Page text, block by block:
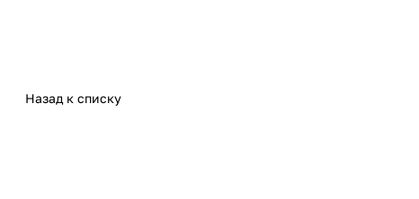
Назад к списку